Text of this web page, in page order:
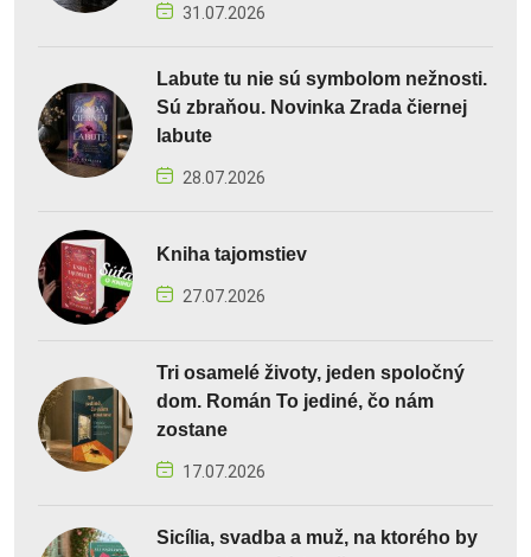
31.07.2026
Labute tu nie sú symbolom nežnosti.
Sú zbraňou. Novinka Zrada čiernej
labute
28.07.2026
Kniha tajomstiev
27.07.2026
Tri osamelé životy, jeden spoločný
dom. Román To jediné, čo nám
zostane
17.07.2026
Sicília, svadba a muž, na ktorého by